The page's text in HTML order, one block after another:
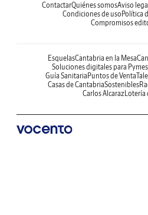
ContactarQuiénes somosAviso legal
Condiciones de uso Política
Compromisos
EsquelasCantabria en la Mesa
Soluciones digitales para Pymes
Guía Sanitaria Puntos de Venta
Casas de CantabriaSostenibles
Carlos AlcarazLotería